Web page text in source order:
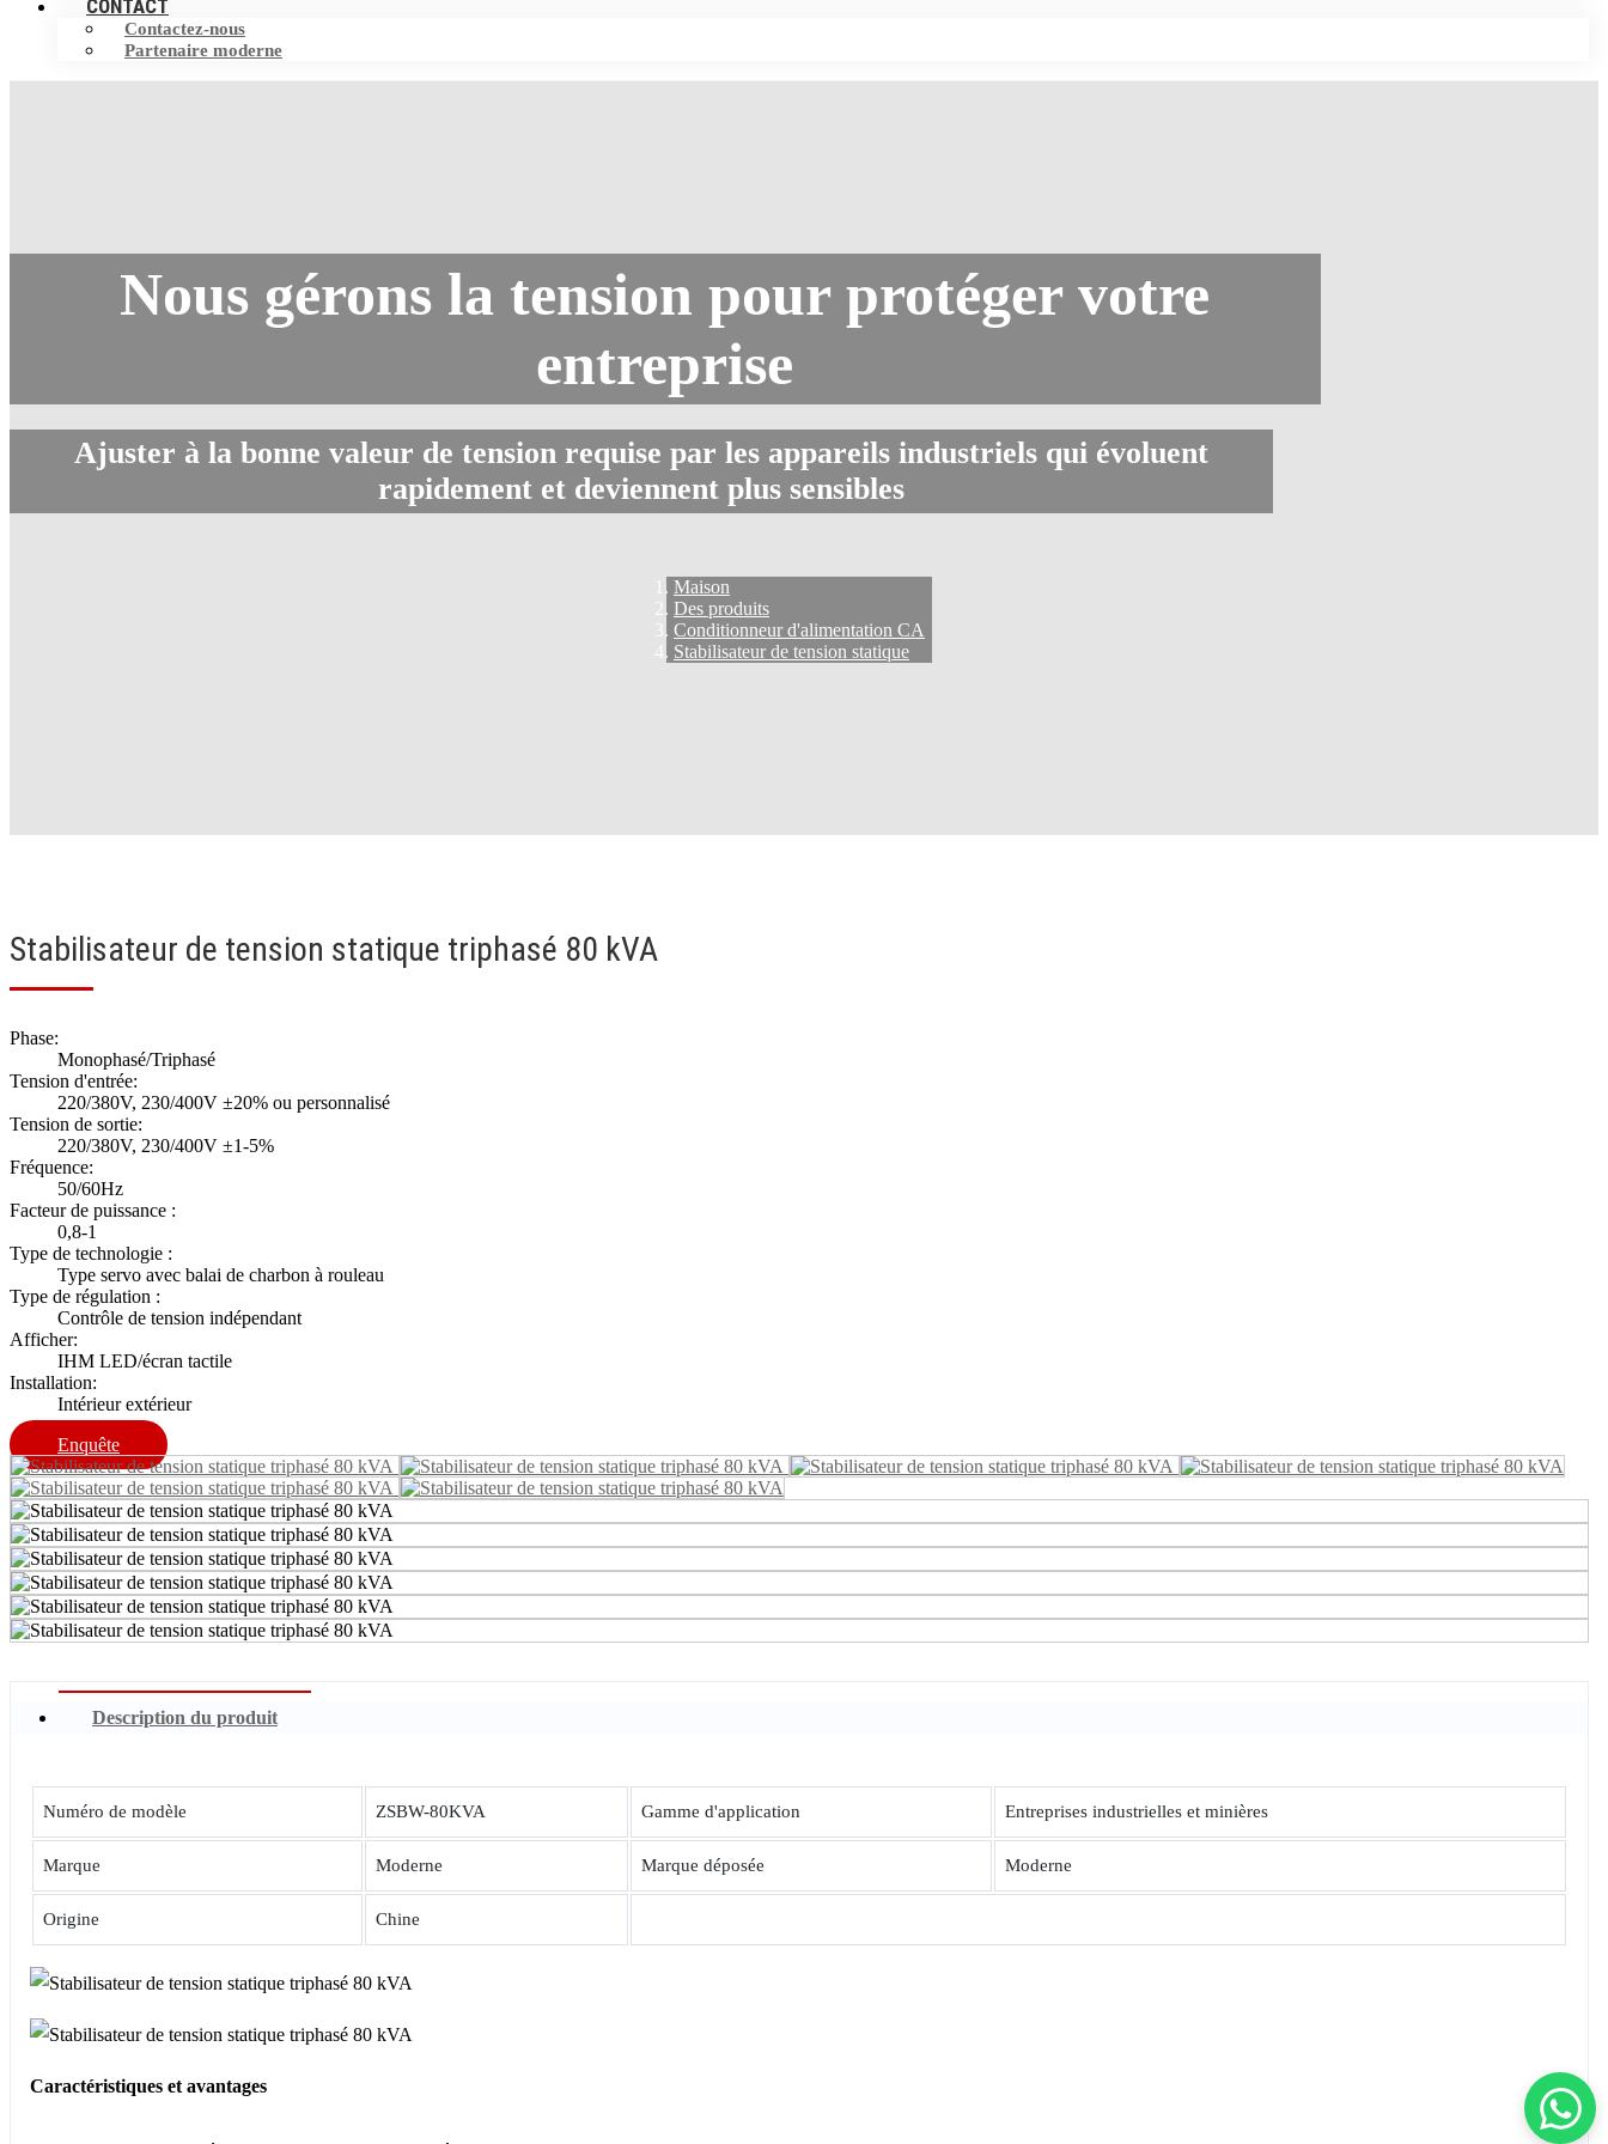
CONTACT
Contactez-nous
Partenaire moderne
Nous gérons la tension pour protéger votre
entreprise
Ajuster à la bonne valeur de tension requise par les appareils industriels qui évoluent
rapidement et deviennent plus sensibles
Maison
Des produits
Conditionneur d'alimentation CA
Stabilisateur de tension statique
Stabilisateur de tension statique triphasé 80 kVA
Phase:
Monophasé/Triphasé
Tension d'entrée:
220/380V, 230/400V ±20% ou personnalisé
Tension de sortie:
220/380V, 230/400V ±1-5%
Fréquence:
50/60Hz
Facteur de puissance :
0,8-1
Type de technologie :
Type servo avec balai de charbon à rouleau
Type de régulation :
Contrôle de tension indépendant
Afficher:
IHM LED/écran tactile
Installation:
Intérieur extérieur
Enquête
Description du produit
Numéro de modèle ZSBW-80KVA Gamme d'application Entreprises industrielles et minières
Marque Moderne Marque déposée Moderne
Origine Chine
Caractéristiques et avantages